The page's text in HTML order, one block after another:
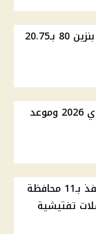
أسعار الوقود في مصر اليوم .. بنزين 80 بـ20.75
موقف ترحيل إجازة المولد النبوي 2026 وموعد
قرارات وزيرة التنمية المحلية تنفذ بـ11 محافظة
حملات تفتيشية